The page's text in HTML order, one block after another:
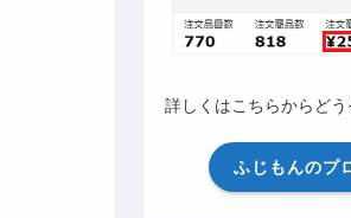
詳しくはこちらからどう
ふじもんのプ